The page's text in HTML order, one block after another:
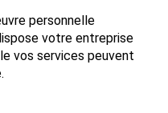
personnelle
votre entreprise
vos services peuvent